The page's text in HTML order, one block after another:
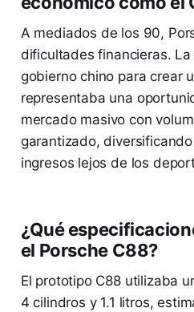
A mediados de los 90,
dificultades financieras.
gobierno chino para crear
representaba una
mercado masivo con
garantizado,
ingresos lejos de los
¿Qué
el Porsche C88?
El prototipo C88 utilizaba
4 cilindros y 1.1 litros,